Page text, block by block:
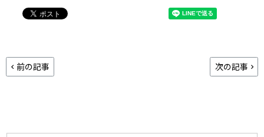
前の記事 次の記事